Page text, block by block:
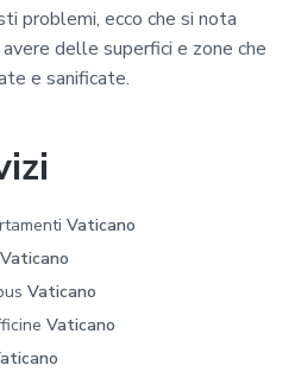
problemi, ecco che si nota
delle superfici e zone che
e sanificate.
Vaticano
Vaticano
Vaticano
Vaticano